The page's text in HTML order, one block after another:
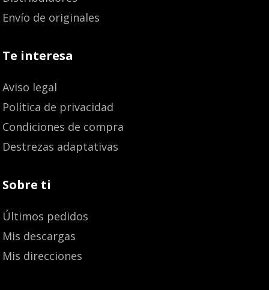
Envío de originales
Te interesa
Aviso legal
Política de privacidad
Condiciones de compra
Destrezas adaptativas
Sobre ti
Últimos pedidos
Mis descargas
Mis direcciones